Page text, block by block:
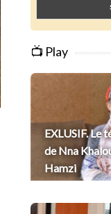
📺 Play
EXLUSIF. Le
de Nna
Hamzi